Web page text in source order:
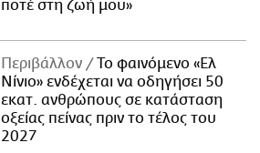
ποτέ στη ζωή μου»
Περιβάλλον
Το φαινόμενο «Ελ
Νίνιο» ενδέχεται να οδηγήσει 50
εκατ. ανθρώπους σε κατάσταση
οξείας πείνας πριν το τέλος του
2027